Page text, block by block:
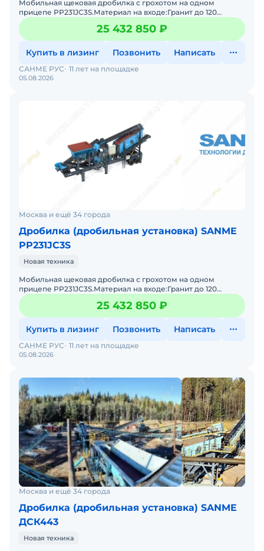
Мобильная щековая дробилка с грохотом на одном
прицепе РР231JC3S.Материал на входе:Гранит до 120
МПаВходящий размер до 500ммНа выходе фракции:0-
40,40-70ммПроизв
25 432 850 ₽
Купить в лизинг Позвонить Написать
05.08.2026
САНМЕ РУС 11 лет на площадке
Москва и ещё 34 города
Дробилка (дробильная установка) SANME
РР231JC3S
Новая техника
Мобильная щековая дробилка с грохотом на одном
прицепе РР231JC3S.Материал на входе:Гранит до 120
МПаВходящий размер до 500ммНа выходе фракции:0-
40,40-70ммПроизв
25 432 850 ₽
Купить в лизинг Позвонить Написать
05.08.2026
САНМЕ РУС 11 лет на площадке
Москва и ещё 34 города
Дробилка (дробильная установка) SANME
ДСК443
Новая техника